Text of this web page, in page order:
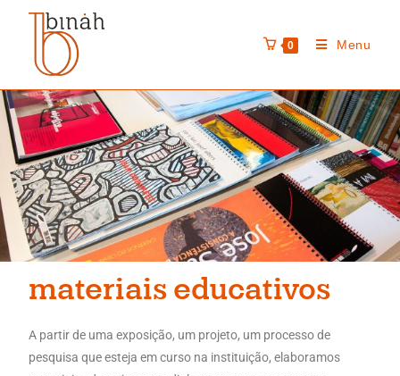
0 Menu
materiais educativos
A partir de uma exposição, um projeto, um processo de
pesquisa que esteja em curso na instituição, elaboramos